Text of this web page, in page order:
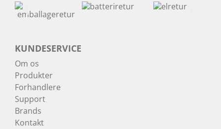
KUNDESERVICE
Om os
Produkter
Forhandlere
Support
Brands
Kontakt